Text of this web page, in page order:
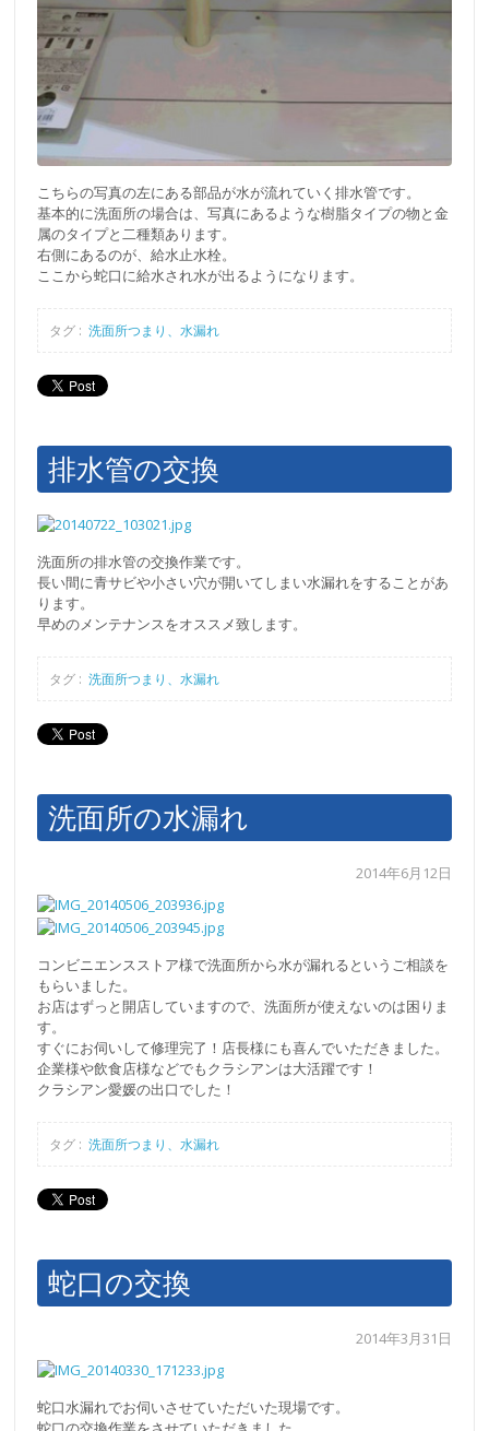
こちらの写真の左にある部品が水が流れていく排水管です。
基本的に洗面所の場合は、写真にあるような樹脂タイプの物と金
属のタイプと二種類あります。
右側にあるのが、給水止水栓。
ここから蛇口に給水され水が出るようになります。
タグ :洗面所つまり、水漏れ
排水管の交換
洗面所の排水管の交換作業です。
長い間に青サビや小さい穴が開いてしまい水漏れをすることがあ
ります。
早めのメンテナンスをオススメ致します。
タグ :洗面所つまり、水漏れ
洗面所の水漏れ
2014年6月12日
コンビニエンスストア様で洗面所から水が漏れるというご相談を
もらいました。
お店はずっと開店していますので、洗面所が使えないのは困りま
す。
すぐにお伺いして修理完了！店長様にも喜んでいただきました。
企業様や飲食店様などでもクラシアンは大活躍です！
クラシアン愛媛の出口でした！
タグ :洗面所つまり、水漏れ
蛇口の交換
2014年3月31日
蛇口水漏れでお伺いさせていただいた現場です。